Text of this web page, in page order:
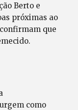
Berto e
próximas ao
que
como